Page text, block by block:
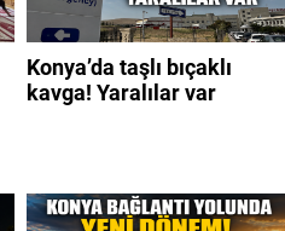
Konya’da taşlı bıçaklı
kavga! Yaralılar var